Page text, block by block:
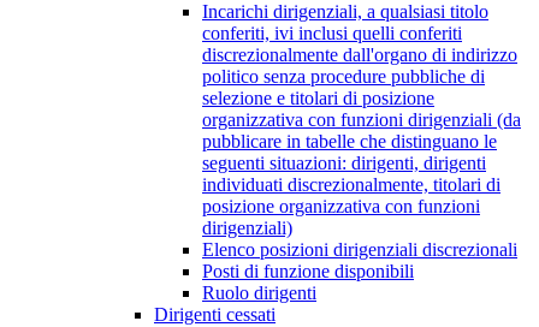
Incarichi dirigenziali, a qualsiasi titolo
conferiti, ivi inclusi quelli conferiti
discrezionalmente dall'organo di indirizzo
politico senza procedure pubbliche di
selezione e titolari di posizione
organizzativa con funzioni dirigenziali (da
pubblicare in tabelle che distinguano le
seguenti situazioni: dirigenti, dirigenti
individuati discrezionalmente, titolari di
posizione organizzativa con funzioni
dirigenziali)
Elenco posizioni dirigenziali discrezionali
Posti di funzione disponibili
Ruolo dirigenti
Dirigenti cessati